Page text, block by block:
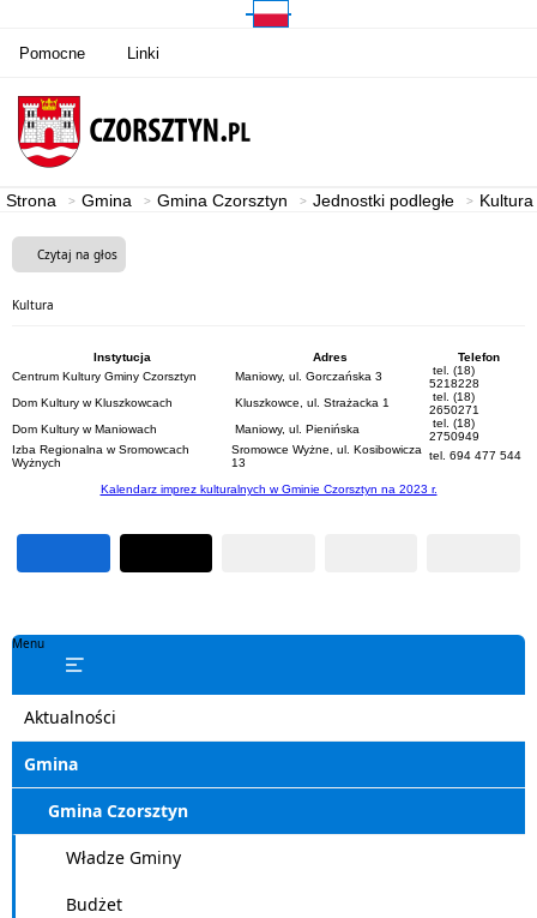
Pomocne Linki
Strona Gmina Gmina Czorsztyn Jednostki podległe Kultura
Czytaj na głos
Kultura
Instytucja Adres
Telefon
Centrum Kultury Gminy Czorsztyn
Maniowy, ul. Gorczańska 3
tel. (18)
5218228
Dom Kultury w Kluszkowcach
Kluszkowce, ul. Strażacka 1
tel. (18)
2650271
Dom Kultury w Maniowach
Maniowy, ul. Pienińska
tel. (18)
2750949
Izba Regionalna w Sromowcach
Wyżnych
Sromowce Wyżne, ul. Kosibowicza
13
tel. 694 477 544
Kalendarz imprez kulturalnych w Gminie Czorsztyn na 2023 r.
Menu
Aktualności
Gmina
Gmina Czorsztyn
Władze Gminy
Budżet